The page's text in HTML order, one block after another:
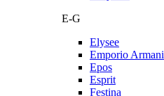
E-G
Elysee
Emporio Armani
Epos
Esprit
Festina